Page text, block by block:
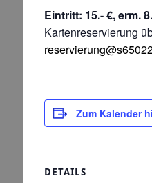
Eintritt: 15.- €, erm.
Kartenreservierung
Zum Kalender
DETAILS